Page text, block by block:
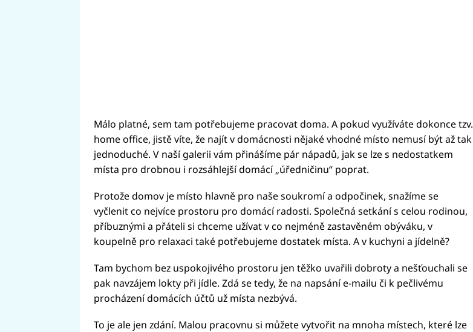
Málo platné, sem tam potřebujeme pracovat doma. A pokud využíváte dokonce tzv.
home office, jistě víte, že najít v domácnosti nějaké vhodné místo nemusí být až tak
jednoduché. V naší galerii vám přinášíme pár nápadů, jak se lze s nedostatkem
místa pro drobnou i rozsáhlejší domácí „úředničinu“ poprat.
Protože domov je místo hlavně pro naše soukromí a odpočinek, snažíme se
vyčlenit co nejvíce prostoru pro domácí radosti. Společná setkání s celou rodinou,
příbuznými a přáteli si chceme užívat v co nejméně zastavěném obýváku, v
koupelně pro relaxaci také potřebujeme dostatek místa. A v kuchyni a jídelně?
Tam bychom bez uspokojivého prostoru jen těžko uvařili dobroty a nešťouchali se
pak navzájem lokty při jídle. Zdá se tedy, že na napsání e-mailu či k pečlivému
procházení domácích účtů už místa nezbývá.
To je ale jen zdání. Malou pracovnu si můžete vytvořit na mnoha místech, které lze